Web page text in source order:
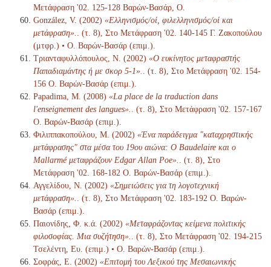
Μετάφραση '02. 125-128 Βαρών-Βασάρ, Ο.
González, V. (2002) «Ελληνισμός/οί, φιλελληνισμός/οί και
μετάφραση».
. (τ. 8), Στο Μετάφραση '02. 140-145 Γ. Ζακοπούλου
(μτφρ.) • Ο. Βαρών-Βασάρ (επιμ.).
Τριανταφυλλόπουλος, Ν. (2002) «Ο ευκίνητος μεταφραστής
Παπαδιαμάντης ή με σκορ 5-1».
. (τ. 8), Στο Μετάφραση '02. 154-
156 Ο. Βαρών-Βασάρ (επιμ.).
Papadima, M. (2008) «La place de la traduction dans
l'enseignement des langues».
. (τ. 8), Στο Μετάφραση '02. 157-167
Ο. Βαρών-Βασάρ (επιμ.).
Φιλιππακοπούλου, Μ. (2002) «Ένα παράδειγμα "καταχρηστικής
μετάφρασης" στα μέσα του 19ου αιώνα: Ο Baudelaire και ο
Mallarmé μεταφράζουν Edgar Allan Poe».
. (τ. 8), Στο
Μετάφραση '02. 168-182 Ο. Βαρών-Βασάρ (επιμ.).
Αγγελίδου, Ν. (2002) «Σημειώσεις για τη λογοτεχνική
μετάφραση».
. (τ. 8), Στο Μετάφραση '02. 183-192 Ο. Βαρών-
Βασάρ (επιμ.).
Παιονίδης, Φ. κ.ά. (2002) «Μεταφράζοντας κείμενα πολιτικής
φιλοσοφίας. Μια συζήτηση».
. (τ. 8), Στο Μετάφραση '02. 194-215
Τσελέντη, Ευ. (επιμ.) • Ο. Βαρών-Βασάρ (επιμ.).
Σοφράς, Ε. (2002) «Επιτομή του Λεξικού της Μεσαιωνικής